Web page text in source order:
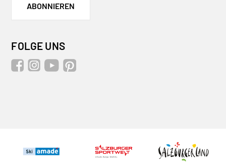
ABONNIEREN
FOLGE UNS